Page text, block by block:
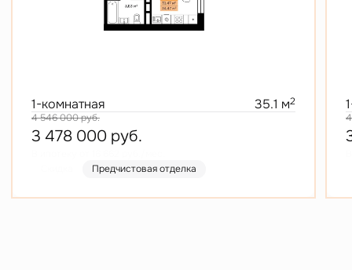
1-комнатная 35.1 м2
4 546 000руб.
3 478 000 руб.
Предчистовая отделка